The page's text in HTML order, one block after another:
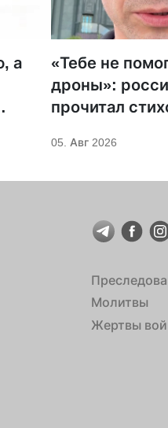
а
для
«Тебе не
дроны»:
прочитал
05. Авг 2026
Молитвы
Жертвы